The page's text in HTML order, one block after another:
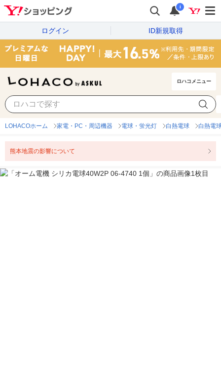
i
ログイン ID新規取得
ロハコメニュー
LOHACOホーム 家電・PC・周辺機器 電球・蛍光灯 白熱電球 白熱電
熊本地震の影響について